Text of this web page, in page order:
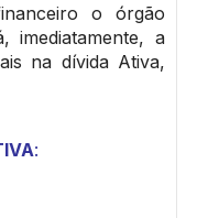
o órgão
imediatamente, a
na dívida Ativa,
: